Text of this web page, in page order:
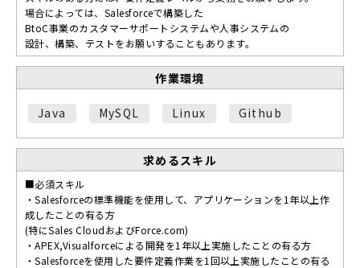
場合によっては、Salesforceで構築した
BtoC事業のカスタマーサポートシステムや人事システムの
設計、構築、テストをお願いすることもあります。
作業環境
Java MySQL Linux Github
求めるスキル
■必須スキル
・Salesforceの標準機能を使用して、アプリケーションを1年以上作
成したことの有る方
(特にSales CloudおよびForce.com)
・APEX,Visualforceによる開発を1年以上実施したことの有る方
・Salesforceを使用した要件定義作業を1回以上実施したことの有る